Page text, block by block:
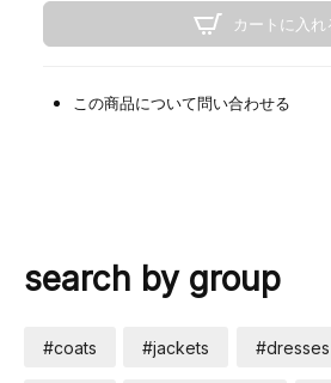
カートに入れ
この商品について問い合わせる
search by group
#coats #jackets #dresses